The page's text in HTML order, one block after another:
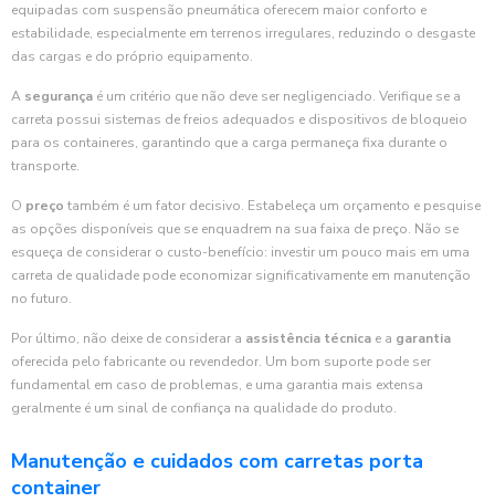
equipadas com suspensão pneumática oferecem maior conforto e
estabilidade, especialmente em terrenos irregulares, reduzindo o desgaste
das cargas e do próprio equipamento.
A segurança é um critério que não deve ser negligenciado. Verifique se a
carreta possui sistemas de freios adequados e dispositivos de bloqueio
para os containeres, garantindo que a carga permaneça fixa durante o
transporte.
O preço também é um fator decisivo. Estabeleça um orçamento e pesquise
as opções disponíveis que se enquadrem na sua faixa de preço. Não se
esqueça de considerar o custo-benefício: investir um pouco mais em uma
carreta de qualidade pode economizar significativamente em manutenção
no futuro.
Por último, não deixe de considerar a assistência técnica e a garantia
oferecida pelo fabricante ou revendedor. Um bom suporte pode ser
fundamental em caso de problemas, e uma garantia mais extensa
geralmente é um sinal de confiança na qualidade do produto.
Manutenção e cuidados com carretas porta
container